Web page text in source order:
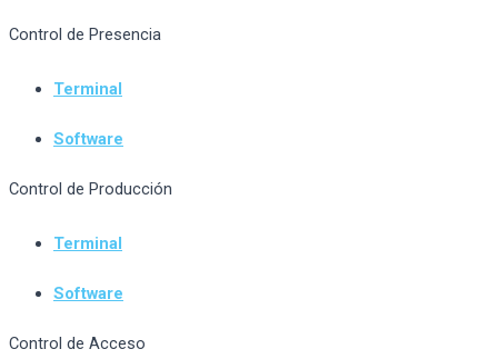
Control de Presencia
Terminal
Software
Control de Producción
Terminal
Software
Control de Acceso